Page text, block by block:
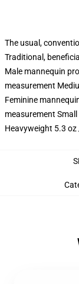
The usual,
Traditional,
Male mannequin
measurement
Feminine
measurement Small
Heavyweight 5.3